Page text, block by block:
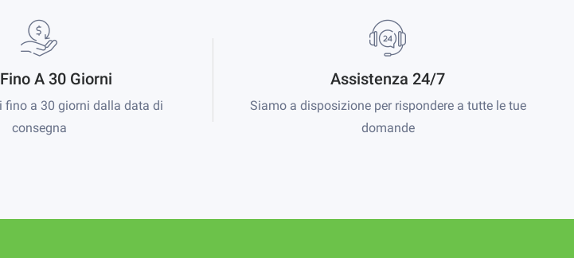
A 30 Giorni
fino a 30 giorni dalla data di
consegna
Assistenza 24/7
Siamo a disposizione per rispondere a tutte le tue
domande